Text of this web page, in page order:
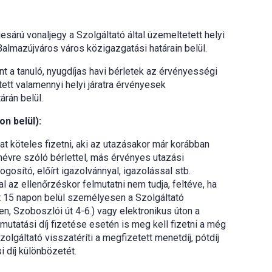
vonaljegy a Szolgáltató által üzemeltetett helyi
város közigazgatási határain belül.
a tanuló, nyugdíjas havi bérletek az érvényességi
valamennyi helyi járatra érvényesek
belül.
belül):
köteles fizetni, aki az utazásakor már korábban
szóló bérlettel, más érvényes utazási
előírt igazolvánnyal, igazolással stb.
az ellenőrzéskor felmutatni nem tudja, feltéve, ha
napon belül személyesen a Szolgáltató
Szoboszlói út 4-6.) vagy elektronikus úton a
díj fizetése esetén is meg kell fizetni a még
visszatéríti a megfizetett menetdíj, pótdíj
díj különbözetét.